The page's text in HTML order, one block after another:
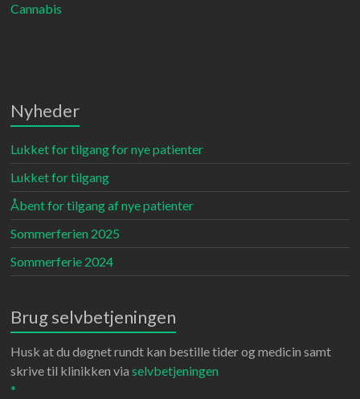
Cannabis
Nyheder
Lukket for tilgang for nye patienter
Lukket for tilgang
Åbent for tilgang af nye patienter
Sommerferien 2025
Sommerferie 2024
Brug selvbetjeningen
Husk at du døgnet rundt kan bestille tider og medicin samt
skrive til klinikken viaselvbetjeningen
*